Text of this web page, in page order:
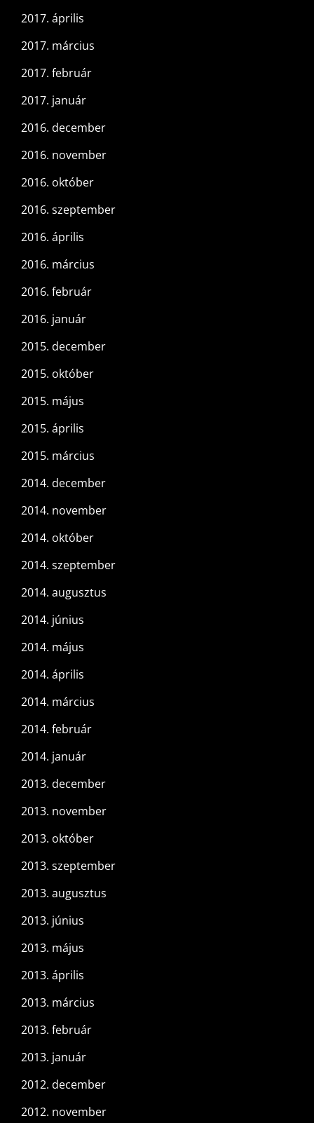
2017. április
2017. március
2017. február
2017. január
2016. december
2016. november
2016. október
2016. szeptember
2016. április
2016. március
2016. február
2016. január
2015. december
2015. október
2015. május
2015. április
2015. március
2014. december
2014. november
2014. október
2014. szeptember
2014. augusztus
2014. június
2014. május
2014. április
2014. március
2014. február
2014. január
2013. december
2013. november
2013. október
2013. szeptember
2013. augusztus
2013. június
2013. május
2013. április
2013. március
2013. február
2013. január
2012. december
2012. november